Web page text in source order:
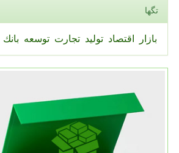
تگها
بازار اقتصاد تولید تجارت توسعه بانك